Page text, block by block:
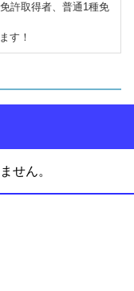
許取得者、普通1種免
す！